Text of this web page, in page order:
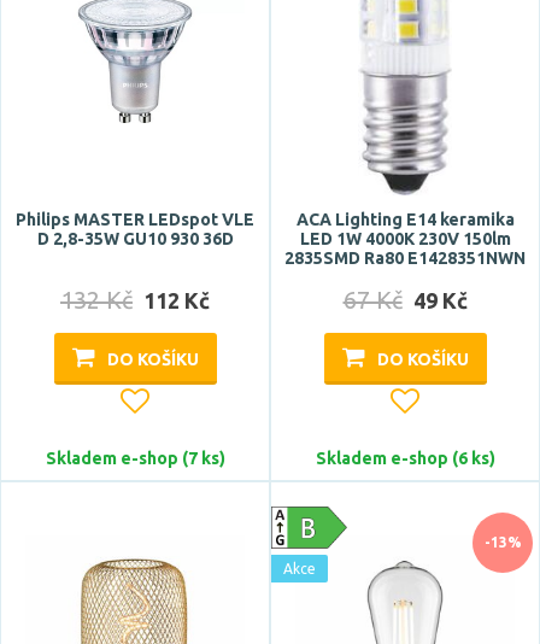
15000 h
20000 h
červená
matná
měďený vrchlík
bílá
černá
červená
fialová
Philips MASTER LEDspot VLE
D 2,8-35W GU10 930 36D
132 Kč 112 Kč
DO KOŠÍKU
Skladem e-shop (7 ks)
ACA Lighting E14 keramika
LED 1W 4000K 230V 150lm
2835SMD Ra80 E1428351NWN
67 Kč 49 Kč
DO KOŠÍKU
Skladem e-shop (6 ks)
-13%
Akce